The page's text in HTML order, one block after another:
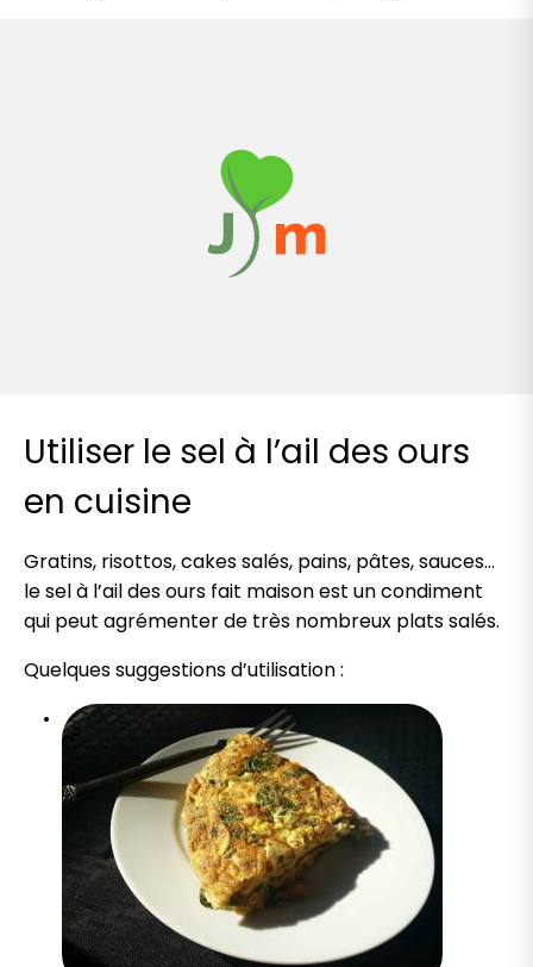
Utiliser le sel à l’ail des ours
en cuisine
Gratins, risottos, cakes salés, pains, pâtes, sauces…
le sel à l’ail des ours fait maison est un condiment
qui peut agrémenter de très nombreux plats salés.
Quelques suggestions d’utilisation :